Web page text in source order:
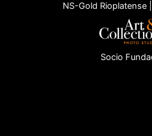
NS-Gold Rioplatense
Socio